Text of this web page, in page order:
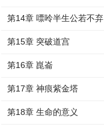
第14章 嘌呤半生公若不弃
第15章 突破道宫
第16章 崑崙
第17章 神痕紫金塔
第18章 生命的意义